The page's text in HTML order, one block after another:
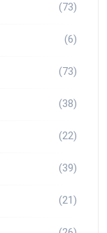
(73)
(6)
(73)
(38)
(22)
(39)
(21)